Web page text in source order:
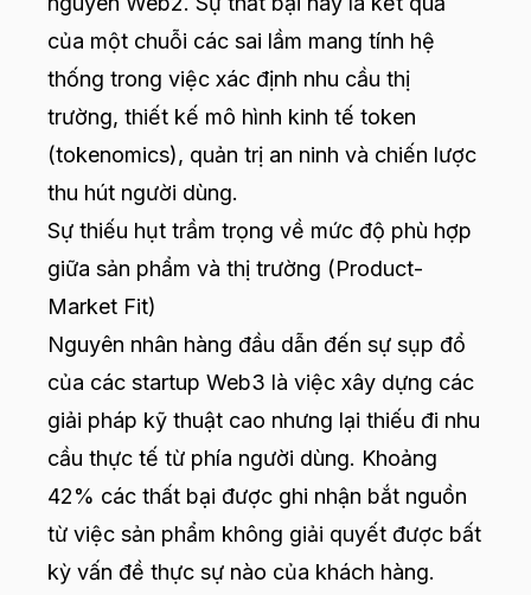
của một chuỗi các sai lầm mang tính hệ
thống trong việc xác định nhu cầu thị
trường, thiết kế mô hình kinh tế token
(tokenomics), quản trị an ninh và chiến lược
thu hút người dùng.
Sự thiếu hụt trầm trọng về mức độ phù hợp
giữa sản phẩm và thị trường (Product-
Market Fit)
Nguyên nhân hàng đầu dẫn đến sự sụp đổ
của các startup Web3 là việc xây dựng các
giải pháp kỹ thuật cao nhưng lại thiếu đi nhu
cầu thực tế từ phía người dùng. Khoảng
42% các thất bại được ghi nhận bắt nguồn
từ việc sản phẩm không giải quyết được bất
kỳ vấn đề thực sự nào của khách hàng.